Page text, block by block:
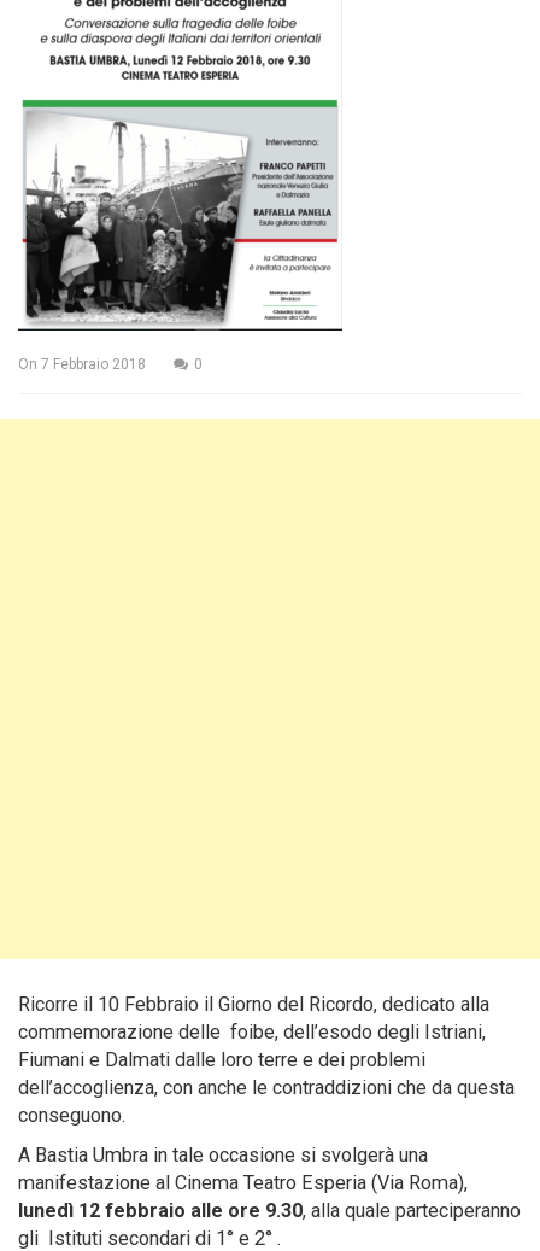
On 7 Febbraio 2018 0
Ricorre il 10 Febbraio il Giorno del Ricordo, dedicato alla
commemorazione delle foibe, dell’esodo degli Istriani,
Fiumani e Dalmati dalle loro terre e dei problemi
dell’accoglienza, con anche le contraddizioni che da questa
conseguono.
A Bastia Umbra in tale occasione si svolgerà una
manifestazione al Cinema Teatro Esperia (Via Roma),
lunedì 12 febbraio alle ore 9.30, alla quale parteciperanno
gli Istituti secondari di 1° e 2° .